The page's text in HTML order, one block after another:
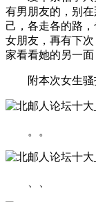
有男朋友的，别
己，各走各的路
女朋友，再有下
家看看她的另一面
附本次女生骚
。。